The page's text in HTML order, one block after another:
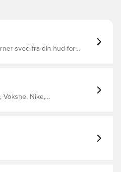
sved fra din hud for
gnidning 100%
Voksne, Nike,